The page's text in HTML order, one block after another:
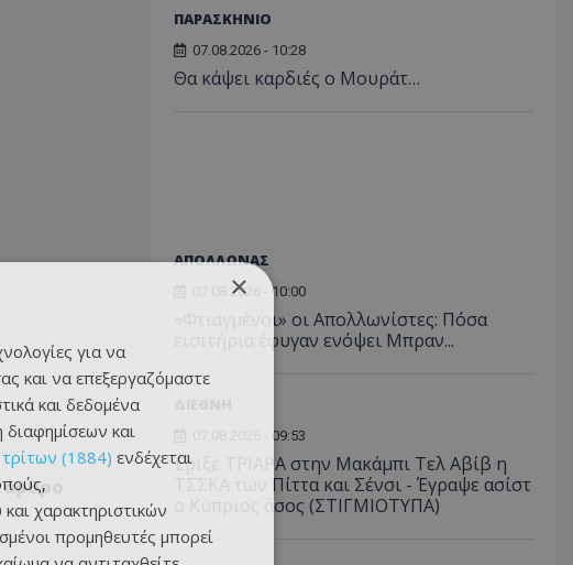
ΠΑΡΑΣΚΗΝΙΟ
07.08.2026 - 10:28
Θα κάψει καρδιές ο Μουράτ…
ΑΠΟΛΛΩΝΑΣ
07.08.2026 - 10:00
«Φτιαγμένοι» οι Απολλωνίστες: Πόσα
εισιτήρια έφυγαν ενόψει Μπραν...
07.08.2026 - 09:53
Έριξε ΤΡΙΑΡΑ στην Μακάμπι Τελ Αβίβ η
ΤΣΣΚΑ των Πίττα και Σένσι - Έγραψε ασίστ
ο Κύπριος άσος (ΣΤΙΓΜΙΟΤΥΠΑ)
×
για να
και να επεξεργαζόμαστε
και δεδομένα
διαφημίσεων και
(1884) ενδέχεται
χαρακτηριστικών
προμηθευτές μπορεί